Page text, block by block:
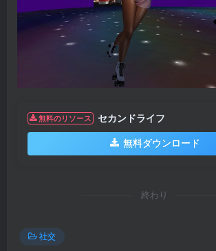
無料のリソース セカンドライフ
無料ダウンロード
終わり
社交